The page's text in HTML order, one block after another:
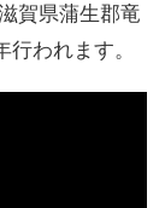
賀県蒲生郡竜
われます。